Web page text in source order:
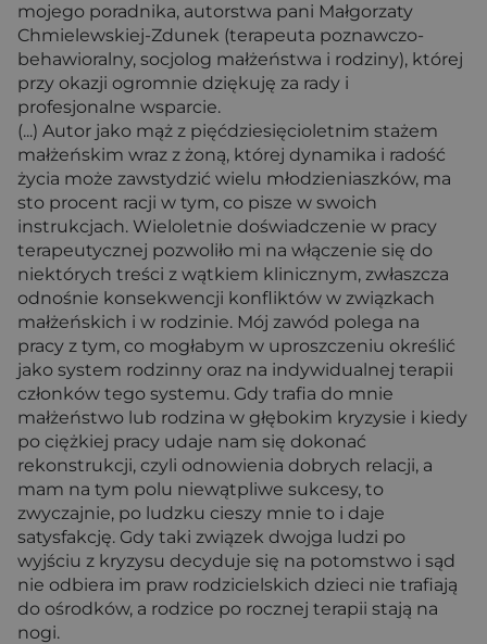
mojego poradnika, autorstwa pani Małgorzaty
Chmielewskiej-Zdunek (terapeuta poznawczo-
behawioralny, socjolog małżeństwa i rodziny), której
przy okazji ogromnie dziękuję za rady i
profesjonalne wsparcie.
(...) Autor jako mąż z pięćdziesięcioletnim stażem
małżeńskim wraz z żoną, której dynamika i radość
życia może zawstydzić wielu młodzieniaszków, ma
sto procent racji w tym, co pisze w swoich
instrukcjach. Wieloletnie doświadczenie w pracy
terapeutycznej pozwoliło mi na włączenie się do
niektórych treści z wątkiem klinicznym, zwłaszcza
odnośnie konsekwencji konfliktów w związkach
małżeńskich i w rodzinie. Mój zawód polega na
pracy z tym, co mogłabym w uproszczeniu określić
jako system rodzinny oraz na indywidualnej terapii
członków tego systemu. Gdy trafia do mnie
małżeństwo lub rodzina w głębokim kryzysie i kiedy
po ciężkiej pracy udaje nam się dokonać
rekonstrukcji, czyli odnowienia dobrych relacji, a
mam na tym polu niewątpliwe sukcesy, to
zwyczajnie, po ludzku cieszy mnie to i daje
satysfakcję. Gdy taki związek dwojga ludzi po
wyjściu z kryzysu decyduje się na potomstwo i sąd
nie odbiera im praw rodzicielskich dzieci nie trafiają
do ośrodków, a rodzice po rocznej terapii stają na
nogi.